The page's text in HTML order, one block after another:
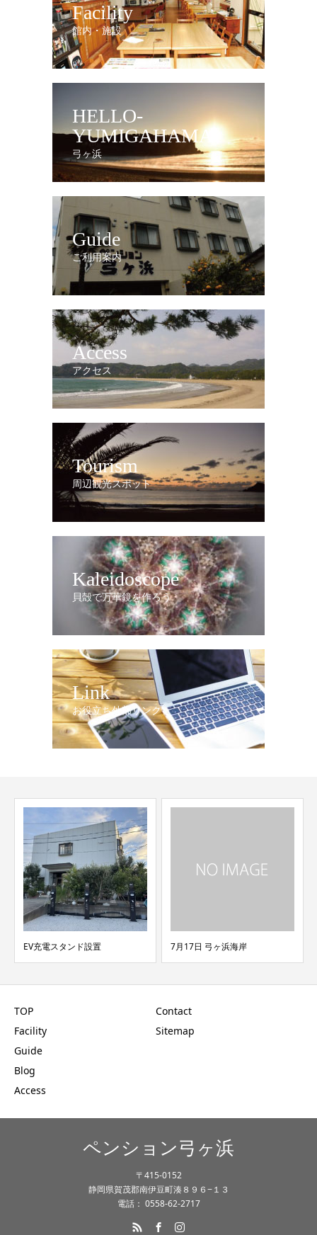
Facility
館内・施設
HELLO-
YUMIGAHAMA
弓ヶ浜
Guide
ご利用案内
Access
アクセス
Tourism
周辺観光スポット
Kaleidoscope
貝殻で万華鏡を作ろう
Link
お役立ち外部リンク
EV充電スタンド設置 7月17日 弓ヶ浜海岸
TOP
Facility
Guide
Blog
Access
Contact
Sitemap
ペンション弓ヶ浜
〒415-0152
静岡県賀茂郡南伊豆町湊８９６−１３
電話： 0558-62-2717